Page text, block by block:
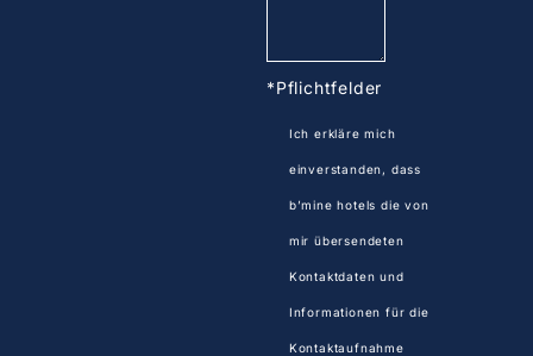
*Pflichtfelder
Ich erkläre mich
einverstanden, dass
b’mine hotels die von
mir übersendeten
Kontaktdaten und
Informationen für die
Kontaktaufnahme